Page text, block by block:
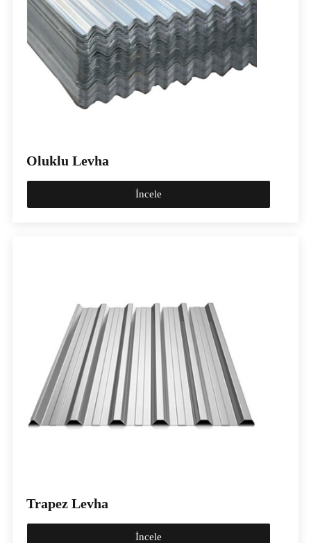
Oluklu Levha
İncele
Trapez Levha
İncele